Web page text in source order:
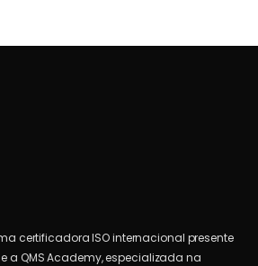
certificadora ISO internacional presente
a QMS Academy, especializada na